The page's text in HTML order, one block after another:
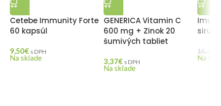
Cetebe Immunity Forte
60 kapsúl
9,50€ s DPH
Na sklade
GENERICA Vitamin C
600 mg + Zinok 20
šumivých tabliet
3,37€ s DPH
Na sklade
sirup
15,70
Na